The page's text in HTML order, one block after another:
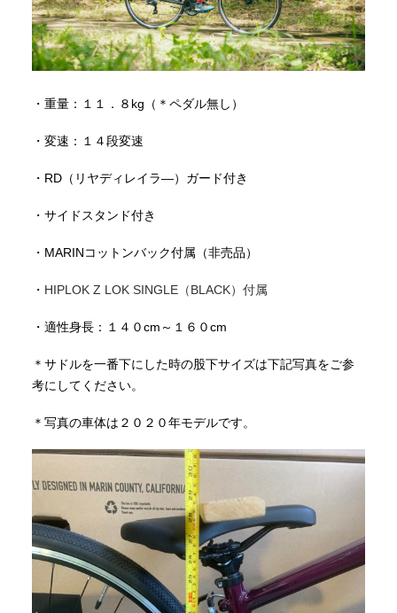
・重量：１１．８kg（＊ペダル無し）
・変速：１４段変速
・RD（リヤディレイラ―）ガード付き
・サイドスタンド付き
・MARINコットンバック付属（非売品）
・ HIPLOK Z LOK SINGLE（BLACK）付属
・適性身長：１４０cm～１６０cm
＊サドルを一番下にした時の股下サイズは下記写真をご参
考にしてください。
＊写真の車体は２０２０年モデルです。